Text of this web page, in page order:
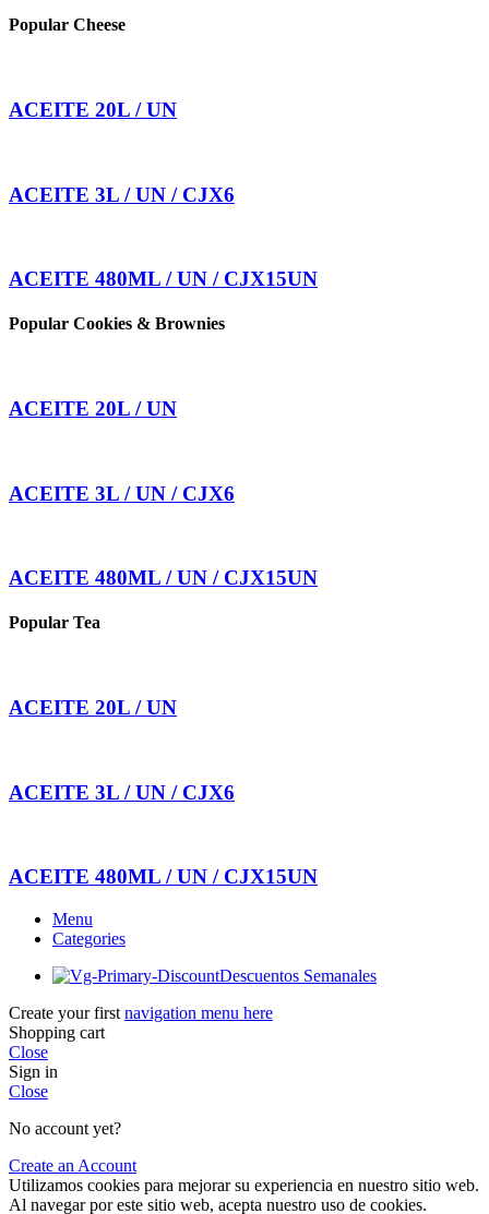
Popular Cheese
ACEITE 20L / UN
ACEITE 3L / UN / CJX6
ACEITE 480ML / UN / CJX15UN
Popular Cookies & Brownies
ACEITE 20L / UN
ACEITE 3L / UN / CJX6
ACEITE 480ML / UN / CJX15UN
Popular Tea
ACEITE 20L / UN
ACEITE 3L / UN / CJX6
ACEITE 480ML / UN / CJX15UN
Menu
Categories
Descuentos Semanales
Create your first navigation menu here
Shopping cart
Close
Sign in
Close
No account yet?
Create an Account
Utilizamos cookies para mejorar su experiencia en nuestro sitio web.
Al navegar por este sitio web, acepta nuestro uso de cookies.